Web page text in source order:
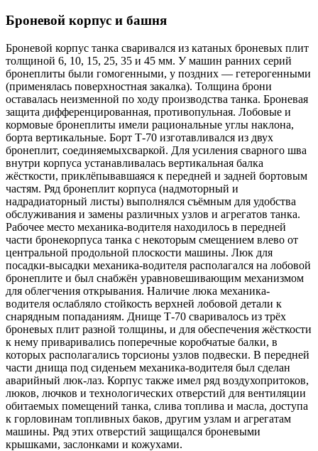
Броневой корпус и башня
Броневой корпус танка сваривался из катаных броневых плит
толщиной 6, 10, 15, 25, 35 и 45 мм. У машин ранних серий
бронеплиты были гомогенными, у поздних — гетерогенными
(применялась поверхностная закалка). Толщина брони
оставалась неизменной по ходу производства танка. Броневая
защита дифференцированная, противопульная. Лобовые и
кормовые бронеплиты имели рациональные углы наклона,
борта вертикальные. Борт Т-70 изготавливался из двух
бронеплит, соединяемыхсваркой. Для усиления сварного шва
внутри корпуса устанавливалась вертикальная балка
жёсткости, приклёпывавшаяся к передней и задней бортовым
частям. Ряд бронеплит корпуса (надмоторный и
надрадиаторный листы) выполнялся съёмным для удобства
обслуживания и замены различных узлов и агрегатов танка.
Рабочее место механика-водителя находилось в передней
части бронекорпуса танка с некоторым смещением влево от
центральной продольной плоскости машины. Люк для
посадки-высадки механика-водителя располагался на лобовой
бронеплите и был снабжён уравновешивающим механизмом
для облегчения открывания. Наличие люка механика-
водителя ослабляло стойкость верхней лобовой детали к
снарядным попаданиям. Днище Т-70 сваривалось из трёх
броневых плит разной толщины, и для обеспечения жёсткости
к нему приваривались поперечные коробчатые балки, в
которых располагались торсионы узлов подвески. В передней
части днища под сиденьем механика-водителя был сделан
аварийный люк-лаз. Корпус также имел ряд воздухопритоков,
люков, лючков и технологических отверстий для вентиляции
обитаемых помещений танка, слива топлива и масла, доступа
к горловинам топливных баков, другим узлам и агрегатам
машины. Ряд этих отверстий защищался броневыми
крышками, заслонками и кожухами.